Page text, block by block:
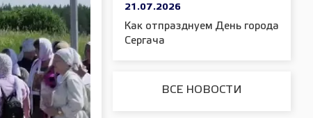
21.07.2026
Как отпразднуем День города
Сергача
ВСЕ НОВОСТИ